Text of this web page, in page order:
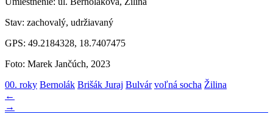
Stav: zachovalý, udržiavaný
GPS: 49.2184328, 18.7407475
Foto: Marek Jančúch, 2023
00. roky Bernolák Brišák Juraj Bulvár voľná socha Žilina
←
→